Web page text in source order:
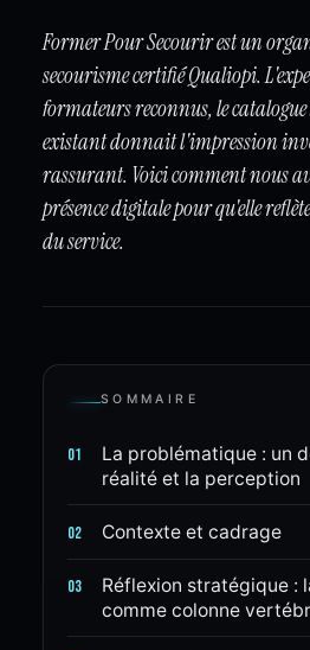
Former Pour Secourir est un
secourisme certifié Qualiopi.
formateurs reconnus, le
existant donnait l'impression
rassurant. Voici comment nous
présence digitale pour qu'elle
du service.
SOMMAIRE
01
La problématique : un
réalité et la perception
02 Contexte et cadrage
03
Réflexion stratégique :
comme colonne